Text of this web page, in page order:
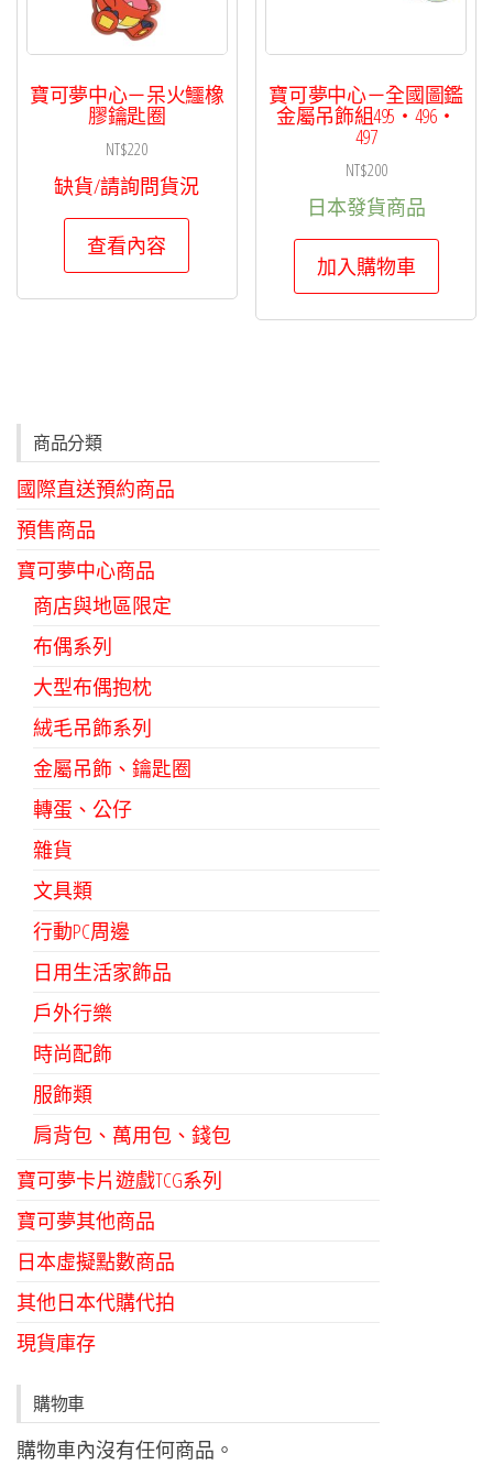
寶可夢中心－呆火鱷橡
膠鑰匙圈
NT$220
缺貨/請詢問貨況
查看內容
寶可夢中心－全國圖鑑
金屬吊飾組495・496・
497
NT$200
日本發貨商品
加入購物車
商品分類
國際直送預約商品
預售商品
寶可夢中心商品
商店與地區限定
布偶系列
大型布偶抱枕
絨毛吊飾系列
金屬吊飾、鑰匙圈
轉蛋、公仔
雜貨
文具類
行動PC周邊
日用生活家飾品
戶外行樂
時尚配飾
服飾類
肩背包、萬用包、錢包
寶可夢卡片遊戲TCG系列
寶可夢其他商品
日本虛擬點數商品
其他日本代購代拍
現貨庫存
購物車
購物車內沒有任何商品。